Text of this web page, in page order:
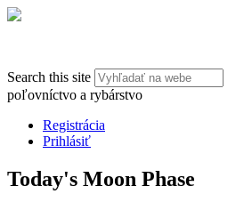
Search this site
poľovníctvo a rybárstvo
Registrácia
Prihlásiť
Today's Moon Phase